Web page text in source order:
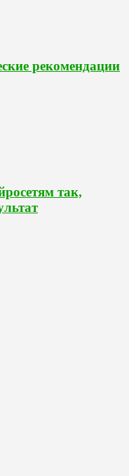
рекомендации
так,